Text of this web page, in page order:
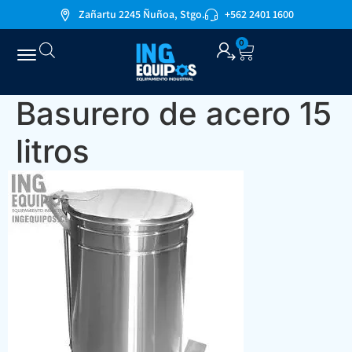
Zañartu 2245 Ñuñoa, Stgo. +562 2401 1600
0
Basurero de acero 15
litros